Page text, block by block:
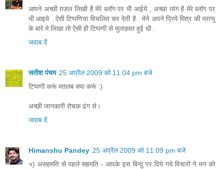
आपने अच्छी ग़ज़ल लिखी है मेरे ब्लॉग पर भी आईये , अच्छा व्यंग है मेरे ब्लॉग पर
भी आइये . ऐसी टिप्पणिया विचलित कर देती है . मेने अपने प्रिये मित्र की म्रत्यु
के बारे मे लिखा तो ऐसी ही टिप्पणी से मुलाक़ात हुई थी .
जवाब दें
सतीश पंचम 25 अप्रैल 2009 को 11:04 pm बजे
टिप्पणी करूं मतलब क्या करूं :)
अच्छी जानकारी रोचक ढंग से।
जवाब दें
Himanshu Pandey 25 अप्रैल 2009 को 11:09 pm बजे
५) असहमति से पहले सहमति - आपके इस बिन्दु पर दिये गये विचारों ने मन को